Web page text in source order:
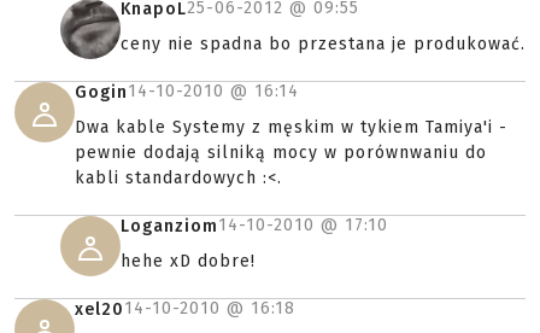
KnapoL25-06-2012 @ 09:55
ceny nie spadna bo przestana je produkować.
Gogin14-10-2010 @ 16:14
Dwa kable Systemy z męskim w tykiem Tamiya'i -
pewnie dodają silniką mocy w porównwaniu do
kabli standardowych :<.
Loganziom14-10-2010 @ 17:10
hehe xD dobre!
xel2014-10-2010 @ 16:18